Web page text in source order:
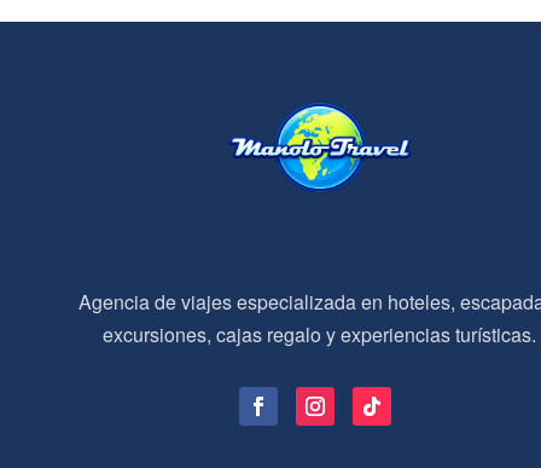
Agencia de viajes especializada en hoteles,
excursiones, cajas regalo y experiencias turísticas.